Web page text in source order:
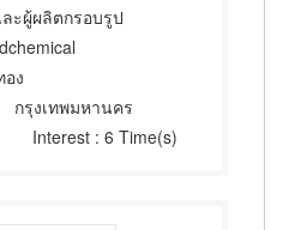
ะผู้ผลิตกรอบรูป
ง
กรุงเทพมหานคร
Interest : 6 Time(s)